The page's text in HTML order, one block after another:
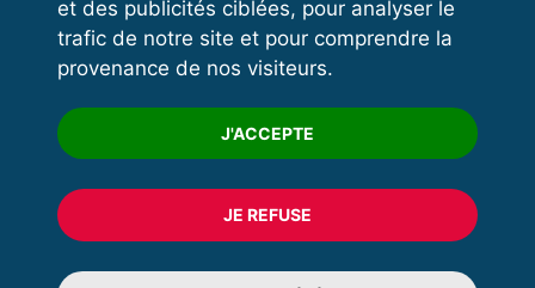
et des publicités ciblées, pour analyser le
trafic de notre site et pour comprendre la
provenance de nos visiteurs.
J'ACCEPTE
JE REFUSE
Espace licencié
Trouver un club
Formation
© 2020 FFFORCE Tous droits réservés
Mentions légales